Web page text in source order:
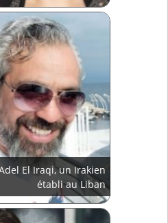
El Iraqi, un Irakien
établi au Liban